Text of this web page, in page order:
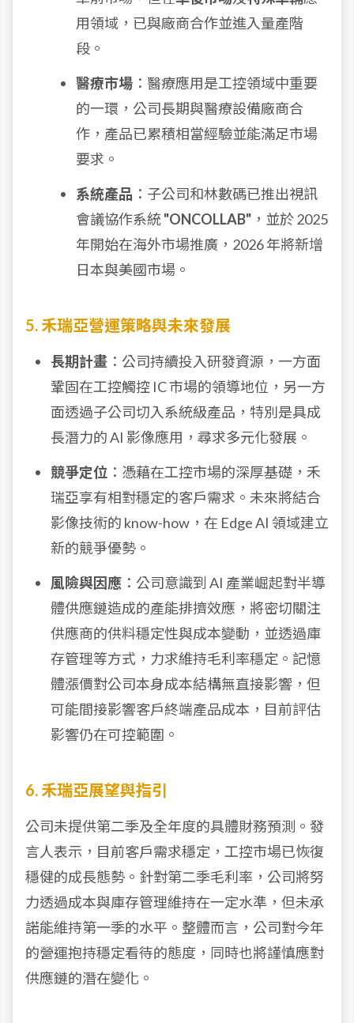
用領域，已與廠商合作並進入量產階
段。
醫療市場 ：醫療應用是工控領域中重要
的一環，公司長期與醫療設備廠商合
作，產品已累積相當經驗並能滿足市場
要求。
系統產品 ：子公司和林數碼已推出視訊
會議協作系統"ONCOLLAB" ，並於 2025
年開始在海外市場推廣，2026 年將新增
日本與美國市場。
5. 禾瑞亞營運策略與未來發展
長期計畫 ：公司持續投入研發資源，一方面
鞏固在工控觸控 IC 市場的領導地位，另一方
面透過子公司切入系統級產品，特別是具成
長潛力的 AI 影像應用，尋求多元化發展。
競爭定位 ：憑藉在工控市場的深厚基礎，禾
瑞亞享有相對穩定的客戶需求。未來將結合
影像技術的 know-how，在 Edge AI 領域建立
新的競爭優勢。
風險與因應 ：公司意識到 AI 產業崛起對半導
體供應鏈造成的產能排擠效應，將密切關注
供應商的供料穩定性與成本變動，並透過庫
存管理等方式，力求維持毛利率穩定。記憶
體漲價對公司本身成本結構無直接影響，但
可能間接影響客戶終端產品成本，目前評估
影響仍在可控範圍。
6. 禾瑞亞展望與指引
公司未提供第二季及全年度的具體財務預測。發
言人表示，目前客戶需求穩定，工控市場已恢復
穩健的成長態勢。針對第二季毛利率，公司將努
力透過成本與庫存管理維持在一定水準，但未承
諾能維持第一季的水平。整體而言，公司對今年
的營運抱持穩定看待的態度，同時也將謹慎應對
供應鏈的潛在變化。